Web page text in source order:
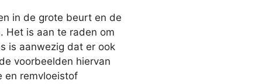
in de grote beurt en de
Het is aan te raden om
is aanwezig dat er ook
voorbeelden hiervan
en remvloeistof